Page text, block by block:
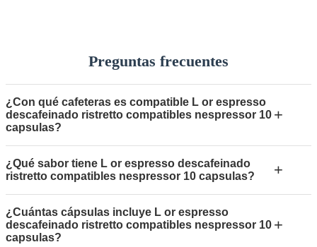
Preguntas frecuentes
¿Con qué cafeteras es compatible L or espresso
descafeinado ristretto compatibles nespressor 10
capsulas?
+
¿Qué sabor tiene L or espresso descafeinado
ristretto compatibles nespressor 10 capsulas?
+
¿Cuántas cápsulas incluye L or espresso
descafeinado ristretto compatibles nespressor 10
capsulas?
+